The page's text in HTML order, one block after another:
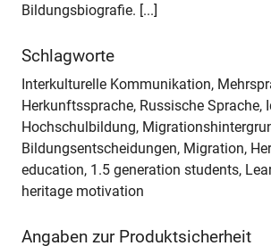
Bildungsbiografie. [...]
Schlagworte
Interkulturelle Kommunikation,
Herkunftssprache, Russische Sprache,
Hochschulbildung,
Bildungsentscheidungen, Migration,
education, 1.5 generation students,
heritage motivation
Angaben zur Produktsicherheit